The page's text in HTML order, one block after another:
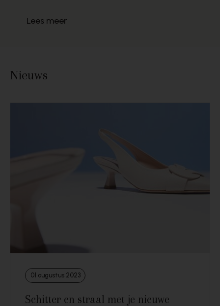
Lees meer
Nieuws
01 augustus 2023
Schitter en straal met je nieuwe